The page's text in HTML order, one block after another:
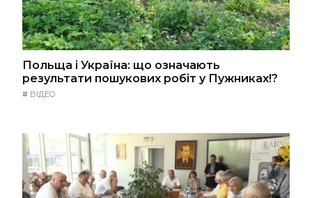
Польща і Україна: що означають
результати пошукових робіт у Пужниках!?
# ВІДЕО